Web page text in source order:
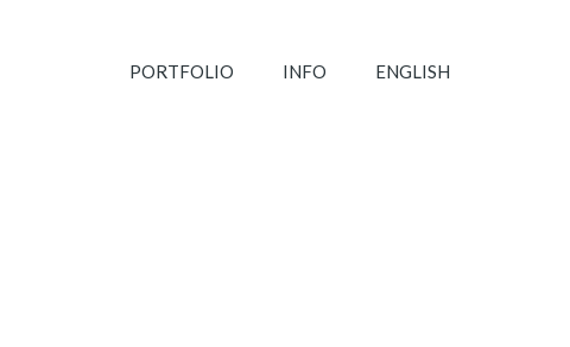
PORTFOLIO INFO ENGLISH